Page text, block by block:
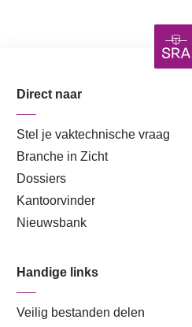
Direct naar
Stel je vaktechnische vraag
Branche in Zicht
Dossiers
Kantoorvinder
Nieuwsbank
Handige links
Veilig bestanden delen